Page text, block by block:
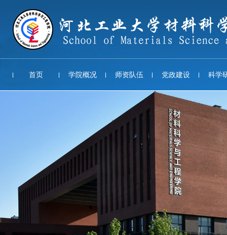
首页 学院概况 师资队伍 党政建设 科学